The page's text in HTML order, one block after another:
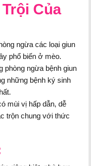
Của
ngừa các loại giun
phổ biến ở mèo.
phòng ngừa bệnh giun
những bệnh ký sinh
mùi vị hấp dẫn, dễ
trộn chung với thức